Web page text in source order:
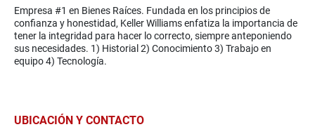
Empresa #1 en Bienes Raíces. Fundada en los principios de
confianza y honestidad, Keller Williams enfatiza la importancia de
tener la integridad para hacer lo correcto, siempre anteponiendo
sus necesidades. 1) Historial 2) Conocimiento 3) Trabajo en
equipo 4) Tecnología.
UBICACIÓN Y CONTACTO